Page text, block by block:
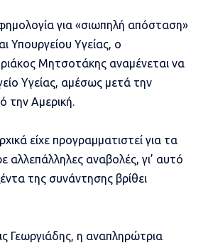
για «σιωπηλή απόσταση»
Υπουργείου Υγείας, ο
Μητσοτάκης αναμένεται να
Υγείας, αμέσως μετά την
την Αμερική.
είχε προγραμματιστεί για τα
αλλεπάλληλες αναβολές, γι’ αυτό
της συνάντησης βρίθει
Γεωργιάδης, η αναπληρώτρια